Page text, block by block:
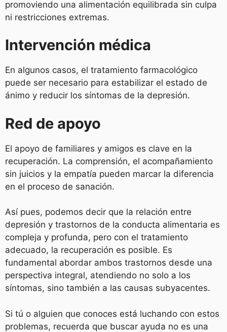
promoviendo una alimentación equilibrada sin culpa
ni restricciones extremas.
Intervención médica
En algunos casos, el tratamiento farmacológico
puede ser necesario para estabilizar el estado de
ánimo y reducir los síntomas de la depresión.
Red de apoyo
El apoyo de familiares y amigos es clave en la
recuperación. La comprensión, el acompañamiento
sin juicios y la empatía pueden marcar la diferencia
en el proceso de sanación.
Así pues, podemos decir que la relación entre
depresión y trastornos de la conducta alimentaria es
compleja y profunda, pero con el tratamiento
adecuado, la recuperación es posible. Es
fundamental abordar ambos trastornos desde una
perspectiva integral, atendiendo no solo a los
síntomas, sino también a las causas subyacentes.
Si tú o alguien que conoces está luchando con estos
problemas, recuerda que buscar ayuda no es una